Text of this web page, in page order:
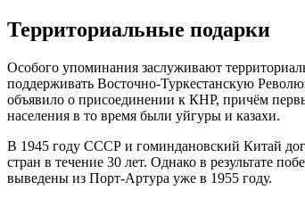
Территориальные подарки
Особого упоминания заслуживают
поддерживать Восточно-Туркестанскую
объявило о присоединении к КНР, причём
населения в то время были уйгуры и казахи.
В 1945 году СССР и гоминдановский Китай
стран в течение 30 лет. Однако в результате
выведены из Порт-Артура уже в 1955 году.